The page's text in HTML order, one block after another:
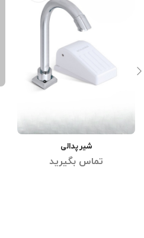
اطلاعات بیشتر
شیر پدالی
تماس بگیرید